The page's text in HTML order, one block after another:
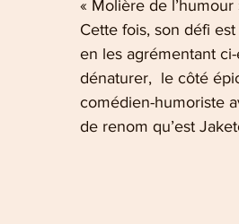
« Molière de l’humour
Cette fois, son défi
en les agrémentant
dénaturer,  le côté
comédien-humoriste
de renom qu’est